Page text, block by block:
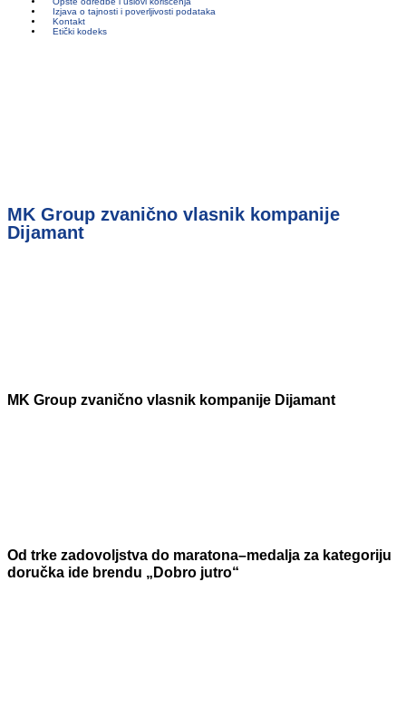
Izjava o tajnosti i poverljivosti podataka
Kontakt
Etički kodeks
MK Group zvanično vlasnik kompanije
Dijamant
MK Group zvanično vlasnik kompanije Dijamant
Od trke zadovoljstva do maratona–medalja za kategoriju
doručka ide brendu „Dobro jutro“